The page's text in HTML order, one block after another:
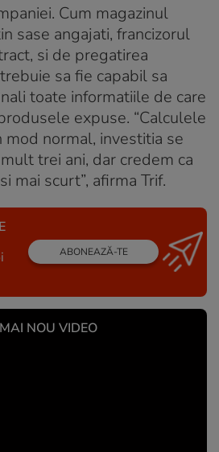
Cum magazinul
sase angajati, francizorul
si de pregatirea
sa fie capabil sa
toate informatiile de care
expuse. “Calculele
mod normal, investitia se
trei ani, dar credem ca
mai scurt”, afirma Trif.
ABONEAZĂ-TE
NOU VIDEO